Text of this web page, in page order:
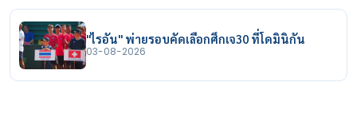
"ไรอัน" พ่ายรอบคัดเลือกศึกเจ30 ที่โดมินิกัน
03-08-2026